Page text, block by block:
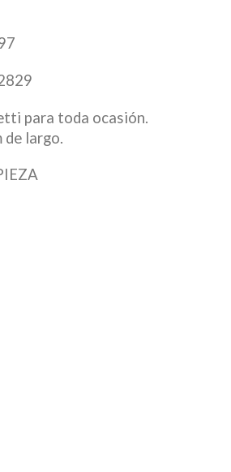
para toda ocasión.
de largo.